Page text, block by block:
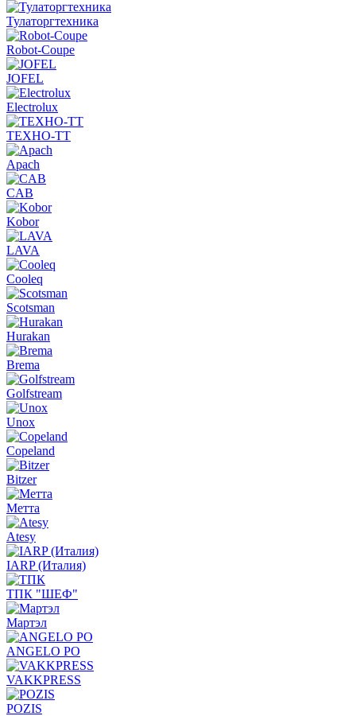
Тулаторгтехника
Robot-Coupe
JOFEL
Electrolux
ТЕХНО-ТТ
Apach
CAB
Kobor
LAVA
Cooleq
Scotsman
Hurakan
Brema
Golfstream
Unox
Copeland
Bitzer
Метта
Atesy
IARP (Италия)
ТПК "ШЕФ"
Мартэл
ANGELO PO
VAKKPRESS
POZIS